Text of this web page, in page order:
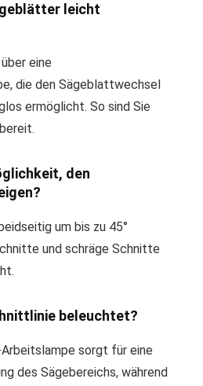
leicht
eine
die den Sägeblattwechsel
ermöglicht. So sind Sie
den
um bis zu 45°
und schräge Schnitte
beleuchtet?
sorgt für eine
des Sägebereichs, während